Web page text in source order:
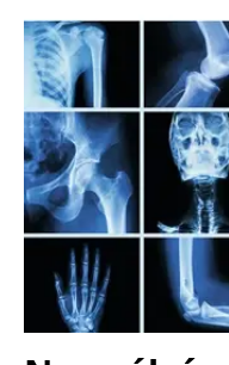
Název
CookieScriptConsent